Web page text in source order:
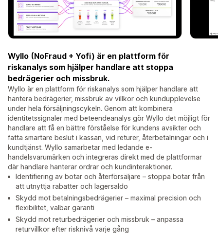
Wyllo (NoFraud + Yofi) är en plattform för
riskanalys som hjälper handlare att stoppa
bedrägerier och missbruk.
Wyllo är en plattform för riskanalys som hjälper handlare att
hantera bedrägerier, missbruk av villkor och kundupplevelse
under hela försäljningscykeln. Genom att kombinera
identitetssignaler med beteendeanalys gör Wyllo det möjligt för
handlare att få en bättre förståelse för kundens avsikter och
fatta smartare beslut i kassan, vid returer, återbetalningar och i
kundtjänst. Wyllo samarbetar med ledande e-
handelsvarumärken och integreras direkt med de plattformar
där handlare hanterar ordrar och kundinteraktioner.
Identifiering av botar och återförsäljare – stoppa botar från
att utnyttja rabatter och lagersaldo
Skydd mot betalningsbedrägerier – maximal precision och
flexibilitet, valbar garanti
Skydd mot returbedrägerier och missbruk – anpassa
returvillkor efter risknivå varje gång